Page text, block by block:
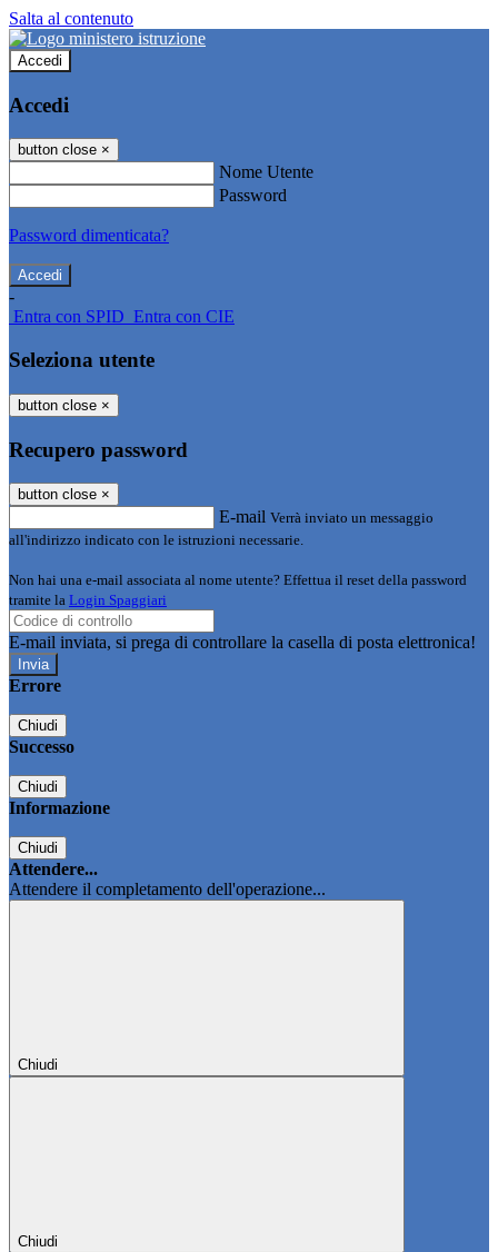
Salta al contenuto
Accedi
Accedi
button close ×
Nome Utente
Password
Password dimenticata?
-
Entra con SPID Entra con CIE
Seleziona utente
button close ×
Recupero password
button close ×
E-mail Verrà inviato un messaggio
all'indirizzo indicato con le istruzioni necessarie.
Non hai una e-mail associata al nome utente? Effettua il reset della password
tramite la Login Spaggiari
E-mail inviata, si prega di controllare la casella di posta elettronica!
Errore
Chiudi
Successo
Chiudi
Informazione
Chiudi
Attendere...
Attendere il completamento dell'operazione...
Chiudi
Chiudi